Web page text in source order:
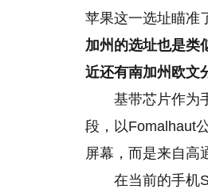
苹果这一选址瞄准
加州的选址也是类
近还有南加州欧文
基带芯片作为
段，以Fomalhaut
屏幕，而是来自高
在当前的手机